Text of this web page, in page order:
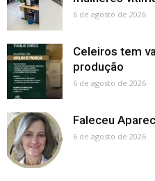
6 de agosto de 2026
Celeiros tem
produção
6 de agosto de 2026
Faleceu
6 de agosto de 2026